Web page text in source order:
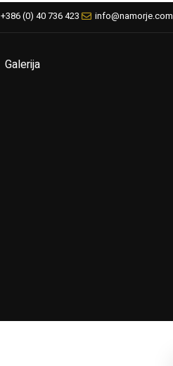
+386 (0) 40 736 423 info@namorje.com
Galerija